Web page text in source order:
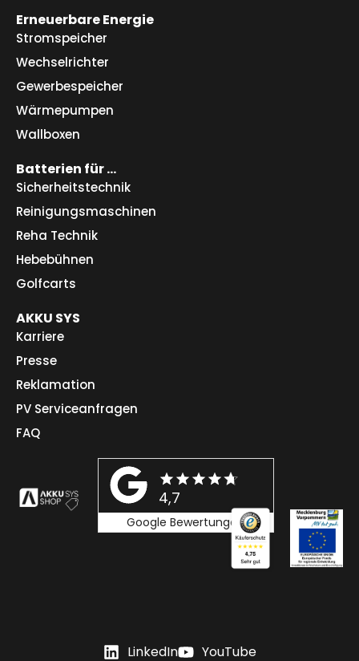
Erneuerbare Energie
Stromspeicher
Wechselrichter
Gewerbespeicher
Wärmepumpen
Wallboxen
Batterien für …
Sicherheitstechnik
Reinigungsmaschinen
Reha Technik
Hebebühnen
Golfcarts
AKKU SYS
Karriere
Presse
Reklamation
PV Serviceanfragen
FAQ
4,7
Google Bewertungen
LinkedIn YouTube